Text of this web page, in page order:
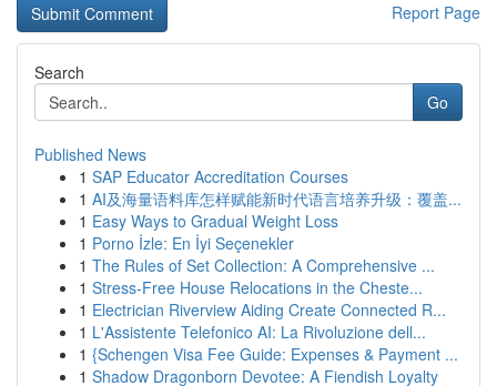
Report Page
Search
Go
Published News
1 SAP Educator Accreditation Courses
1 AI及海量语料库怎样赋能新时代语言培养升级：覆盖...
1 Easy Ways to Gradual Weight Loss
1 Porno İzle: En İyi Seçenekler
1 The Rules of Set Collection: A Comprehensive ...
1 Stress-Free House Relocations in the Cheste...
1 Electrician Riverview Aiding Create Connected R...
1 L'Assistente Telefonico AI: La Rivoluzione dell...
1 {Schengen Visa Fee Guide: Expenses & Payment ...
1 Shadow Dragonborn Devotee: A Fiendish Loyalty